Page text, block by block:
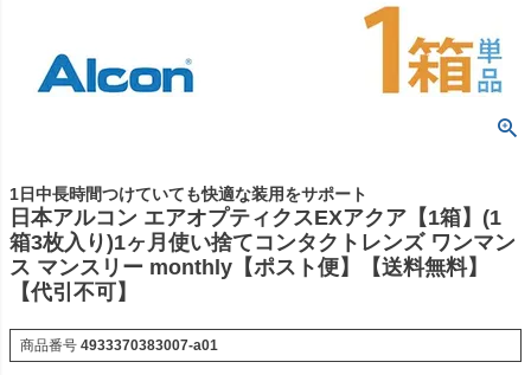
1日中長時間つけていても快適な装用をサポート
日本アルコン エアオプティクスEXアクア【1箱】(1
箱3枚入り)1ヶ月使い捨てコンタクトレンズ ワンマン
ス マンスリー monthly【ポスト便】【送料無料】
【代引不可】
商品番号 4933370383007-a01